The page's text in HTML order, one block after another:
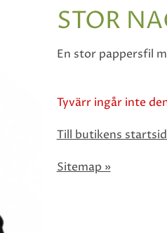
STOR
En stor pappersfil
Tyvärr ingår inte
Till butikens
Sitemap »